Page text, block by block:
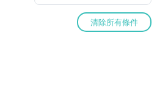
清除所有條件